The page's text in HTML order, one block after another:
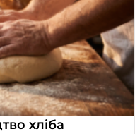
хліба